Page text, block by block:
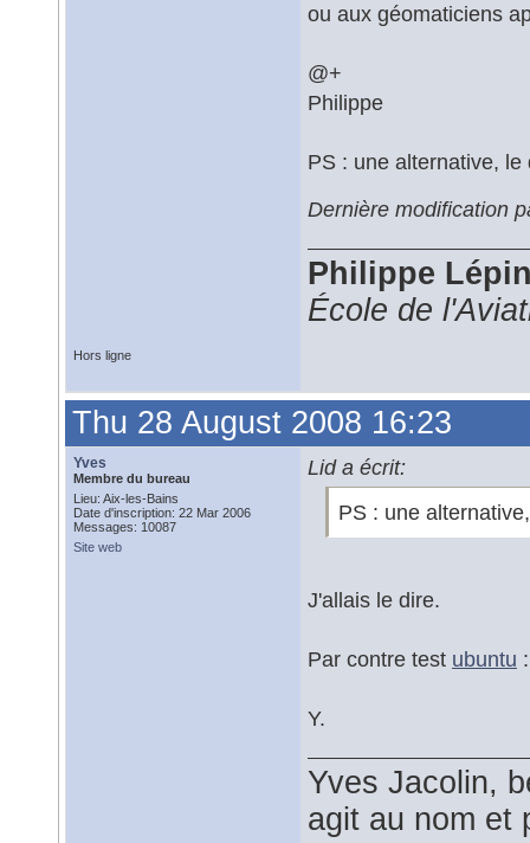
ou aux géomaticiens
@+
Philippe
PS : une alternative,
Dernière modification
Philippe
École de
Hors ligne
Thu 28 August 2008 16:23
Yves
Membre du bureau
Lieu: Aix-les-Bains
Date d'inscription: 22 Mar 2006
Messages: 10087
Site web
Lid a écrit:
PS : une
J'allais le dire.
Par contre test ubuntu
Y.
Yves Jacolin,
agit au nom et